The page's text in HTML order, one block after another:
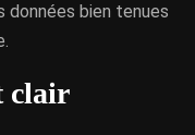
données bien tenues
clair